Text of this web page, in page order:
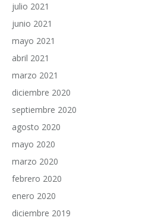
julio 2021
junio 2021
mayo 2021
abril 2021
marzo 2021
diciembre 2020
septiembre 2020
agosto 2020
mayo 2020
marzo 2020
febrero 2020
enero 2020
diciembre 2019